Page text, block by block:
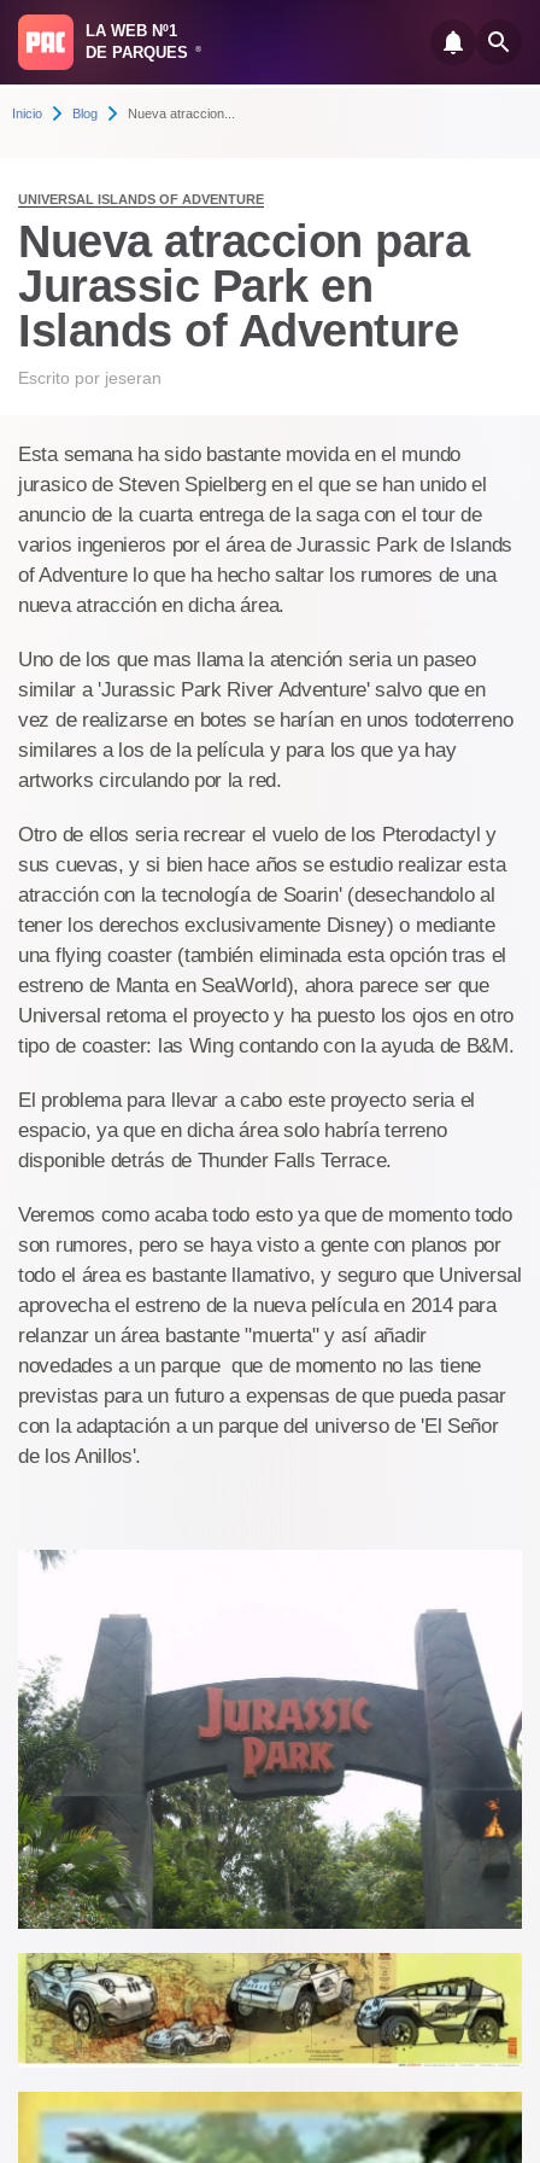
LA WEB Nº1
DE PARQUES
®
Inicio Blog Nueva atraccion...
UNIVERSAL ISLANDS OF ADVENTURE
Nueva atraccion para
Jurassic Park en
Islands of Adventure
Escrito por jeseran
Esta semana ha sido bastante movida en el mundo
jurasico de Steven Spielberg en el que se han unido el
anuncio de la cuarta entrega de la saga con el tour de
varios ingenieros por el área de Jurassic Park de Islands
of Adventure lo que ha hecho saltar los rumores de una
nueva atracción en dicha área.
Uno de los que mas llama la atención seria un paseo
similar a 'Jurassic Park River Adventure' salvo que en
vez de realizarse en botes se harían en unos todoterreno
similares a los de la película y para los que ya hay
artworks circulando por la red.
Otro de ellos seria recrear el vuelo de los Pterodactyl y
sus cuevas, y si bien hace años se estudio realizar esta
atracción con la tecnología de Soarin' (desechandolo al
tener los derechos exclusivamente Disney) o mediante
una flying coaster (también eliminada esta opción tras el
estreno de Manta en SeaWorld), ahora parece ser que
Universal retoma el proyecto y ha puesto los ojos en otro
tipo de coaster: las Wing contando con la ayuda de B&M.
El problema para llevar a cabo este proyecto seria el
espacio, ya que en dicha área solo habría terreno
disponible detrás de Thunder Falls Terrace.
Veremos como acaba todo esto ya que de momento todo
son rumores, pero se haya visto a gente con planos por
todo el área es bastante llamativo, y seguro que Universal
aprovecha el estreno de la nueva película en 2014 para
relanzar un área bastante "muerta" y así añadir
novedades a un parque que de momento no las tiene
previstas para un futuro a expensas de que pueda pasar
con la adaptación a un parque del universo de 'El Señor
de los Anillos'.